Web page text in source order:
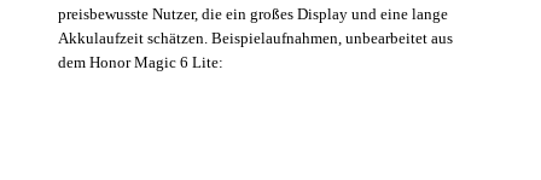
preisbewusste Nutzer, die ein großes Display und eine lange
Akkulaufzeit schätzen. ​Beispielaufnahmen, unbearbeitet aus
dem Honor Magic 6 Lite: